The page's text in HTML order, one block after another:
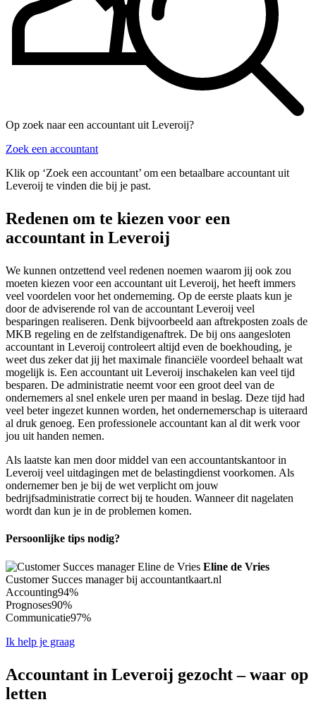
Op zoek naar een accountant uit Leveroij?
Zoek een accountant
Klik op ‘Zoek een accountant’ om een betaalbare accountant uit
Leveroij te vinden die bij je past.
Redenen om te kiezen voor een
accountant in Leveroij
We kunnen ontzettend veel redenen noemen waarom jij ook zou
moeten kiezen voor een accountant uit Leveroij, het heeft immers
veel voordelen voor het onderneming. Op de eerste plaats kun je
door de adviserende rol van de accountant Leveroij veel
besparingen realiseren. Denk bijvoorbeeld aan aftrekposten zoals de
MKB regeling en de zelfstandigenaftrek. De bij ons aangesloten
accountant in Leveroij controleert altijd even de boekhouding, je
weet dus zeker dat jij het maximale financiële voordeel behaalt wat
mogelijk is. Een accountant uit Leveroij inschakelen kan veel tijd
besparen. De administratie neemt voor een groot deel van de
ondernemers al snel enkele uren per maand in beslag. Deze tijd had
veel beter ingezet kunnen worden, het ondernemerschap is uiteraard
al druk genoeg. Een professionele accountant kan al dit werk voor
jou uit handen nemen.
Als laatste kan men door middel van een accountantskantoor in
Leveroij veel uitdagingen met de belastingdienst voorkomen. Als
ondernemer ben je bij de wet verplicht om jouw
bedrijfsadministratie correct bij te houden. Wanneer dit nagelaten
wordt dan kun je in de problemen komen.
Persoonlijke tips nodig?
Eline de Vries
Customer Succes manager bij accountantkaart.nl
Accounting94%
Prognoses90%
Communicatie97%
Ik help je graag
Accountant in Leveroij gezocht – waar op
letten